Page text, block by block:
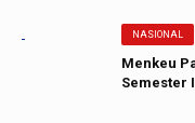
NASIONAL
Menkeu
Semester